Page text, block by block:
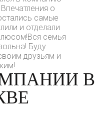
о
самые
и отделали
семья
Буду
друзьям и
В